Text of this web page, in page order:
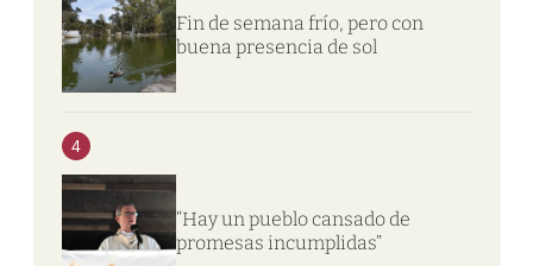
Fin de semana frío, pero con
buena presencia de sol
4
“Hay un pueblo cansado de
promesas incumplidas”